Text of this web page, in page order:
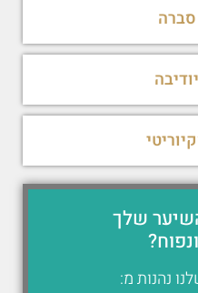
שלך
נהנות מ: